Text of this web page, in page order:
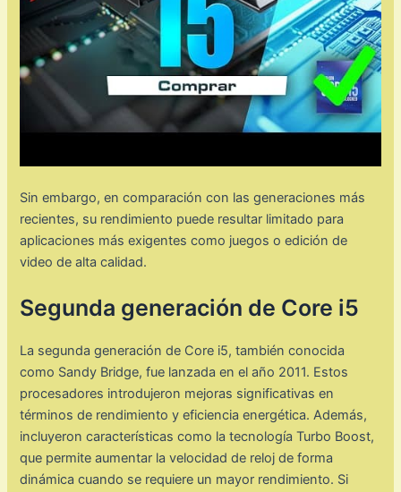
Sin embargo, en comparación con las generaciones más
recientes, su rendimiento puede resultar limitado para
aplicaciones más exigentes como juegos o edición de
video de alta calidad.
Segunda generación de Core i5
La segunda generación de Core i5, también conocida
como Sandy Bridge, fue lanzada en el año 2011. Estos
procesadores introdujeron mejoras significativas en
términos de rendimiento y eficiencia energética. Además,
incluyeron características como la tecnología Turbo Boost,
que permite aumentar la velocidad de reloj de forma
dinámica cuando se requiere un mayor rendimiento. Si